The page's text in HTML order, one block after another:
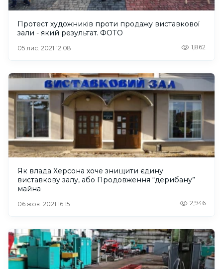
Протест художників проти продажу виставкової
зали - який результат. ФОТО
05 лис. 2021 12:08 1,862
Як влада Херсона хоче знищити єдину
виставкову залу, або Продовження “дерибану”
майна
06 жов. 2021 16:15 2,946